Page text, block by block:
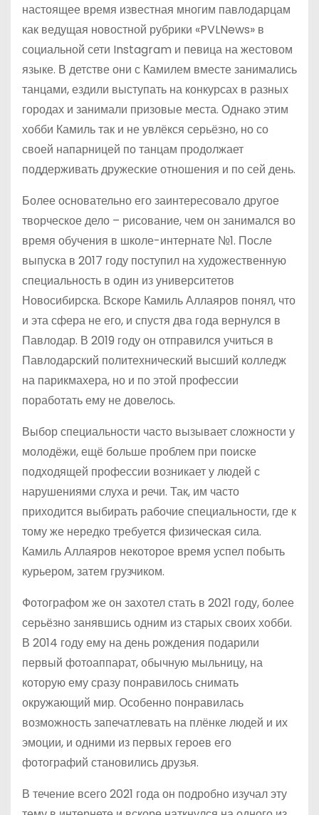
настоящее время известная многим павлодарцам
как ведущая новостной рубрики «PVLNews» в
социальной сети Instagram и певица на жестовом
языке. В детстве они с Камилем вместе занимались
танцами, ездили выступать на конкурсах в разных
городах и занимали призовые места. Однако этим
хобби Камиль так и не увлёкся серьёзно, но со
своей напарницей по танцам продолжает
поддерживать дружеские отношения и по сей день.
Более основательно его заинтересовало другое
творческое дело – рисование, чем он занимался во
время обучения в школе-интернате №1. После
выпуска в 2017 году поступил на художественную
специальность в один из университетов
Новосибирска. Вскоре Камиль Аллаяров понял, что
и эта сфера не его, и спустя два года вернулся в
Павлодар. В 2019 году он отправился учиться в
Павлодарский политехнический высший колледж
на парикмахера, но и по этой профессии
поработать ему не довелось.
Выбор специальности часто вызывает сложности у
молодёжи, ещё больше проблем при поиске
подходящей профессии возникает у людей с
нарушениями слуха и речи. Так, им часто
приходится выбирать рабочие специальности, где к
тому же нередко требуется физическая сила.
Камиль Аллаяров некоторое время успел побыть
курьером, затем грузчиком.
Фотографом же он захотел стать в 2021 году, более
серьёзно занявшись одним из старых своих хобби.
В 2014 году ему на день рождения подарили
первый фотоаппарат, обычную мыльницу, на
которую ему сразу понравилось снимать
окружающий мир. Особенно понравилась
возможность запечатлевать на плёнке людей и их
эмоции, и одними из первых героев его
фотографий становились друзья.
В течение всего 2021 года он подробно изучал эту